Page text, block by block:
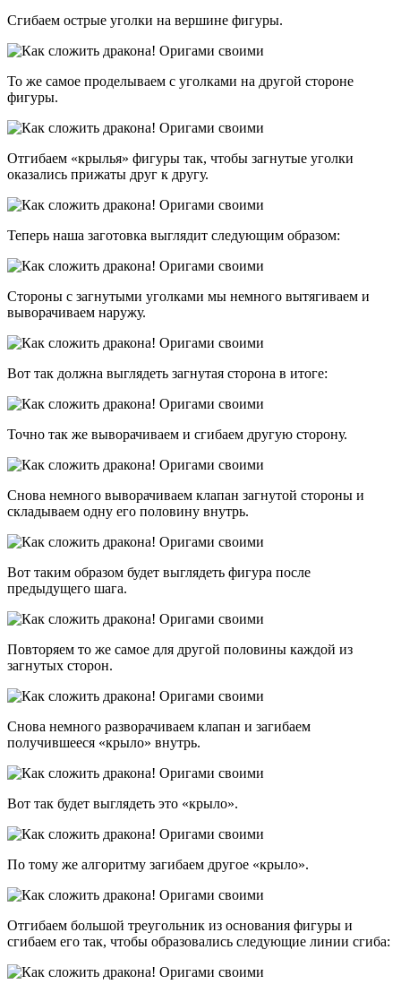
Сгибаем острые уголки на вершине фигуры.
То же самое проделываем с уголками на другой стороне
фигуры.
Отгибаем «крылья» фигуры так, чтобы загнутые уголки
оказались прижаты друг к другу.
Теперь наша заготовка выглядит следующим образом:
Стороны с загнутыми уголками мы немного вытягиваем и
выворачиваем наружу.
Вот так должна выглядеть загнутая сторона в итоге:
Точно так же выворачиваем и сгибаем другую сторону.
Снова немного выворачиваем клапан загнутой стороны и
складываем одну его половину внутрь.
Вот таким образом будет выглядеть фигура после
предыдущего шага.
Повторяем то же самое для другой половины каждой из
загнутых сторон.
Снова немного разворачиваем клапан и загибаем
получившееся «крыло» внутрь.
Вот так будет выглядеть это «крыло».
По тому же алгоритму загибаем другое «крыло».
Отгибаем большой треугольник из основания фигуры и
сгибаем его так, чтобы образовались следующие линии сгиба: